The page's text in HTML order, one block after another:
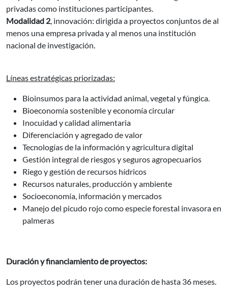
privadas como instituciones participantes.
Modalidad 2, innovación: dirigida a proyectos conjuntos de al
menos una empresa privada y al menos una institución
nacional de investigación.
Líneas estratégicas priorizadas:
Bioinsumos para la actividad animal, vegetal y fúngica.
Bioeconomía sostenible y economía circular
Inocuidad y calidad alimentaria
Diferenciación y agregado de valor
Tecnologías de la información y agricultura digital
Gestión integral de riesgos y seguros agropecuarios
Riego y gestión de recursos hídricos
Recursos naturales, producción y ambiente
Socioeconomía, información y mercados
Manejo del picudo rojo como especie forestal invasora en
palmeras
Duración y financiamiento de proyectos:
Los proyectos podrán tener una duración de hasta 36 meses.